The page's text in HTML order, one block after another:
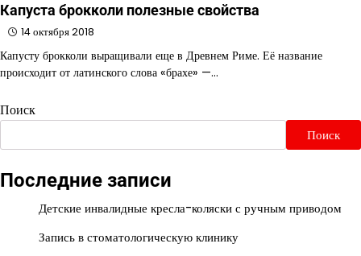
Капуста брокколи полезные свойства
14 октября 2018
Капусту брокколи выращивали еще в Древнем Риме. Её название
происходит от латинского слова «брахе» —…
Поиск
Поиск
Последние записи
Детские инвалидные кресла-коляски с ручным приводом
Запись в стоматологическую клинику